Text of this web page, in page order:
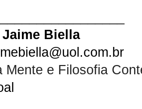
Jaime Biella
Mente e Filosofia